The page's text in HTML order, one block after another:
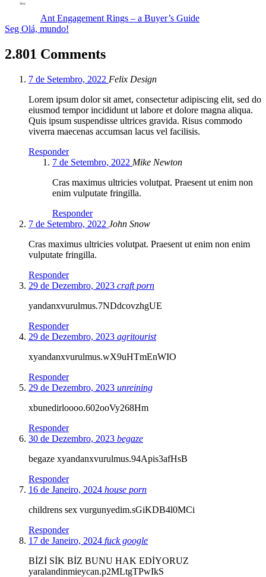
Ant Engagement Rings – a Buyer’s Guide
Seg Olá, mundo!
2.801 Comments
7 de Setembro, 2022 Felix Design
Lorem ipsum dolor sit amet, consectetur adipiscing elit, sed do
eiusmod tempor incididunt ut labore et dolore magna aliqua.
Quis ipsum suspendisse ultrices gravida. Risus commodo
viverra maecenas accumsan lacus vel facilisis.
Responder
7 de Setembro, 2022 Mike Newton
Cras maximus ultricies volutpat. Praesent ut enim non
enim vulputate fringilla.
Responder
7 de Setembro, 2022 John Snow
Cras maximus ultricies volutpat. Praesent ut enim non enim
vulputate fringilla.
Responder
29 de Dezembro, 2023 craft porn
yandanxvurulmus.7NDdcovzhgUE
Responder
29 de Dezembro, 2023 agritourist
xyandanxvurulmus.wX9uHTmEnWIO
Responder
29 de Dezembro, 2023 unreining
xbunedirloooo.602ooVy268Hm
Responder
30 de Dezembro, 2023 begaze
begaze xyandanxvurulmus.94Apis3afHsB
Responder
16 de Janeiro, 2024 house porn
childrens sex vurgunyedim.sGiKDB4l0MCi
Responder
17 de Janeiro, 2024 fuck google
BİZİ SİK BİZ BUNU HAK EDİYORUZ
yaralandinmieycan.p2MLtgTPwIkS